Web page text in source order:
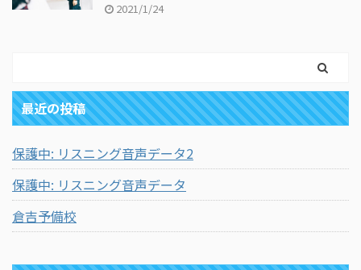
2021/1/24
最近の投稿
保護中: リスニング音声データ2
保護中: リスニング音声データ
倉吉予備校